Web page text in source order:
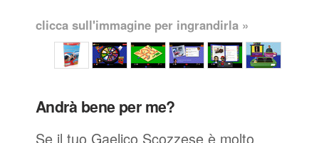
clicca sull'immagine per ingrandirla »
Andrà bene per me?
Se il tuo Gaelico Scozzese è molto